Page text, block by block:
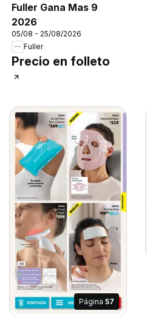
Fuller Gana Mas 9
2026
05/08 - 25/08/2026
Fuller
Precio en folleto
Página 57